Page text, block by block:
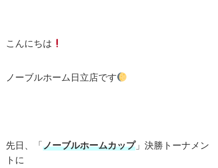
こんにちは
ノーブルホーム日立店です
先日、「ノーブルホームカップ」決勝トーナメン
トに